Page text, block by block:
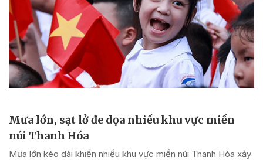
Mưa lớn, sạt lở đe dọa nhiều khu vực miền
núi Thanh Hóa
Mưa lớn kéo dài khiến nhiều khu vực miền núi Thanh Hóa xảy